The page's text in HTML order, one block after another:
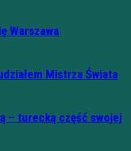
Warszawa
Mistrza Świata
– turecką część swojej